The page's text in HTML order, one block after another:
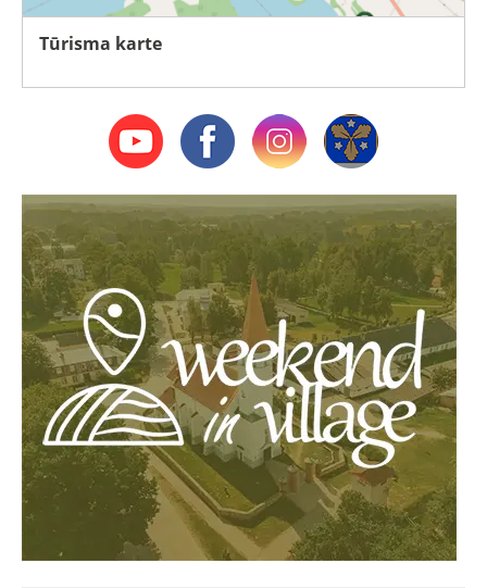
Tūrisma karte